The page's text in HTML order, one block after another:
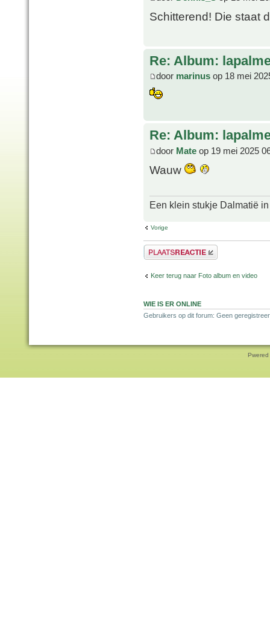
Schitterend! Die staat
Re: Album:
door marinus op 18 mei
Re: Album:
door Mate op 19 mei 2025
Wauw
Een klein stukje Dalmatië
Vorige
Plaats een reactie
Keer terug naar Foto album en video
WIE IS ER ONLINE
Gebruikers op dit forum: Geen